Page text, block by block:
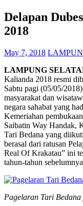
Delapan
2018
May 7, 2018
LAMPUNG
Kalianda 2018 resmi
Sabtu pagi (05/05/
masyarakat dan
negara sahabat yang
Kemeriahan
Saibatin Way Handak,
Tari Bedana yang
berasal dari ratusan
Real Of Krakatau” ini
tahun-tahun
Pagelaran Tari